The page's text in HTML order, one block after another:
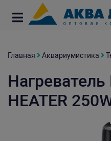
Главная Аквариумистика
Нагреватель
HEATER